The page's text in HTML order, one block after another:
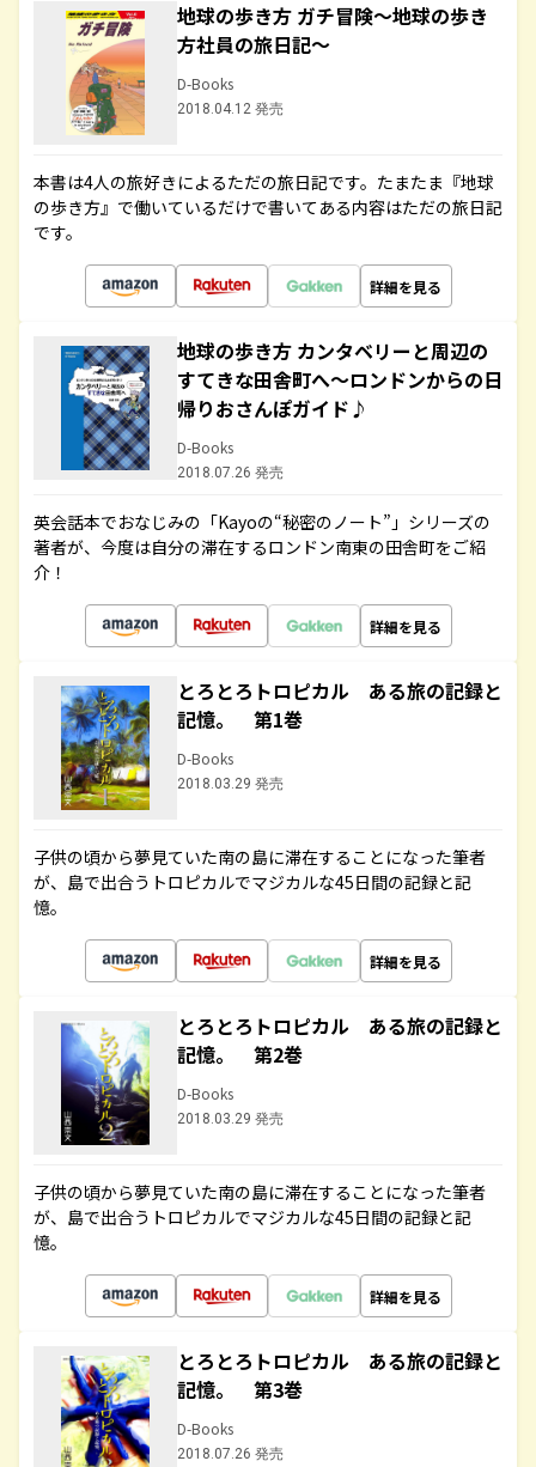
地球の歩き方 ガチ冒険～地球の歩き
方社員の旅日記～
D-Books
2018.04.12 発売
本書は4人の旅好きによるただの旅日記です。たまたま『地球
の歩き方』で働いているだけで書いてある内容はただの旅日記
です。
詳細を見る
地球の歩き方 カンタベリーと周辺の
すてきな田舎町へ～ロンドンからの日
帰りおさんぽガイド♪
D-Books
2018.07.26 発売
英会話本でおなじみの「Kayoの“秘密のノート”」シリーズの
著者が、今度は自分の滞在するロンドン南東の田舎町をご紹
介！
詳細を見る
とろとろトロピカル ある旅の記録と
記憶。 第1巻
D-Books
2018.03.29 発売
子供の頃から夢見ていた南の島に滞在することになった筆者
が、島で出合うトロピカルでマジカルな45日間の記録と記
憶。
詳細を見る
とろとろトロピカル ある旅の記録と
記憶。 第2巻
D-Books
2018.03.29 発売
子供の頃から夢見ていた南の島に滞在することになった筆者
が、島で出合うトロピカルでマジカルな45日間の記録と記
憶。
詳細を見る
とろとろトロピカル ある旅の記録と
記憶。 第3巻
D-Books
2018.07.26 発売